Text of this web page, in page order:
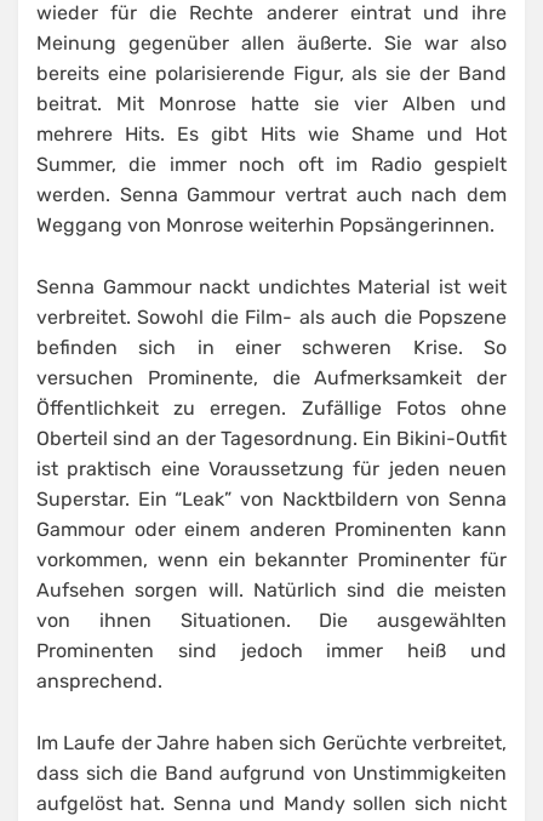
wieder für die Rechte anderer eintrat und ihre
Meinung gegenüber allen äußerte. Sie war also
bereits eine polarisierende Figur, als sie der Band
beitrat. Mit Monrose hatte sie vier Alben und
mehrere Hits. Es gibt Hits wie Shame und Hot
Summer, die immer noch oft im Radio gespielt
werden. Senna Gammour vertrat auch nach dem
Weggang von Monrose weiterhin Popsängerinnen.
Senna Gammour nackt undichtes Material ist weit
verbreitet. Sowohl die Film- als auch die Popszene
befinden sich in einer schweren Krise. So
versuchen Prominente, die Aufmerksamkeit der
Öffentlichkeit zu erregen. Zufällige Fotos ohne
Oberteil sind an der Tagesordnung. Ein Bikini-Outfit
ist praktisch eine Voraussetzung für jeden neuen
Superstar. Ein “Leak” von Nacktbildern von Senna
Gammour oder einem anderen Prominenten kann
vorkommen, wenn ein bekannter Prominenter für
Aufsehen sorgen will. Natürlich sind die meisten
von ihnen Situationen. Die ausgewählten
Prominenten sind jedoch immer heiß und
ansprechend.
Im Laufe der Jahre haben sich Gerüchte verbreitet,
dass sich die Band aufgrund von Unstimmigkeiten
aufgelöst hat. Senna und Mandy sollen sich nicht